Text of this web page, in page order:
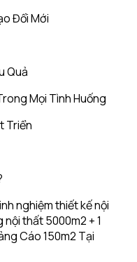
Đổi Mới
Quả
Mọi Tình Huống
Triển
nghiệm thiết kế nội
thất 5000m2 + 1
Cáo 150m2 Tại